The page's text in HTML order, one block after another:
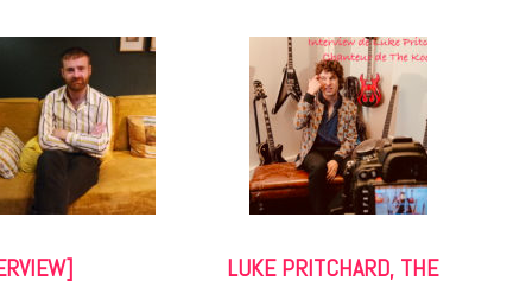
LUKE PRITCHARD, THE
CINÉMA ET SÉRIES